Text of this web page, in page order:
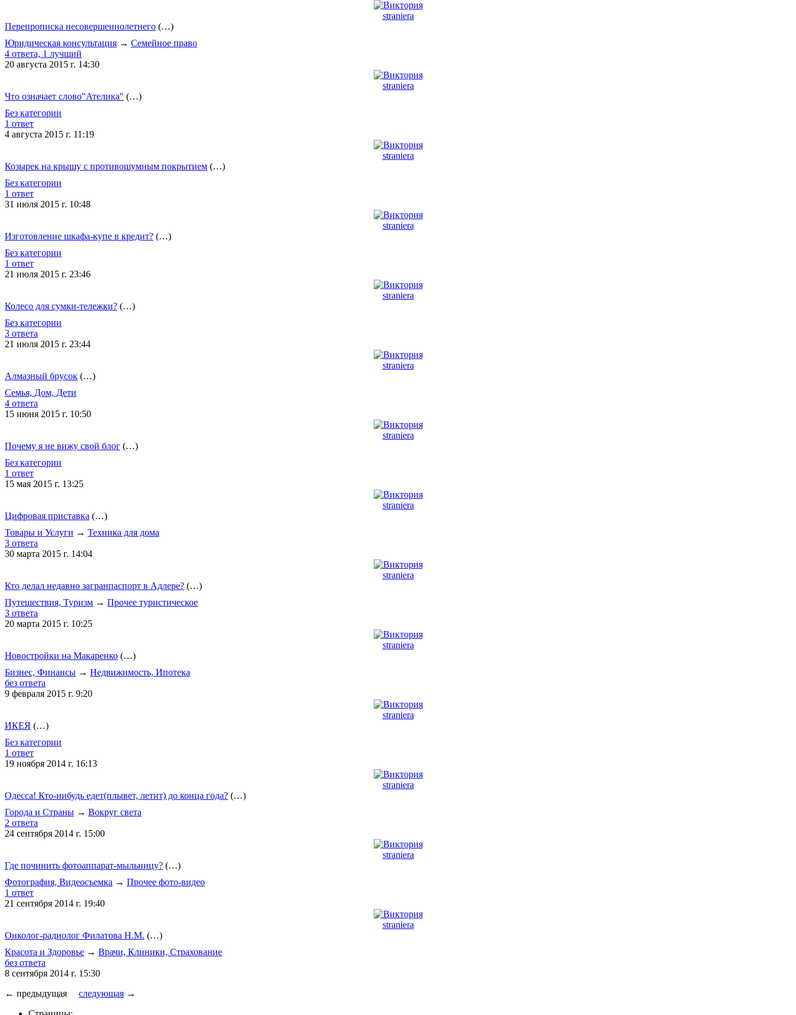
straniera
Перепрописка несовершеннолетнего (…)
Юридическая консультация → Семейное право
4 ответа, 1 лучший
20 августа 2015 г. 14:30
straniera
Что означает слово"Ателика" (…)
Без категории
1 ответ
4 августа 2015 г. 11:19
straniera
Козырек на крышу с противошумным покрытием (…)
Без категории
1 ответ
31 июля 2015 г. 10:48
straniera
Изготовление шкафа-купе в кредит? (…)
Без категории
1 ответ
21 июля 2015 г. 23:46
straniera
Колесо для сумки-тележки? (…)
Без категории
3 ответа
21 июля 2015 г. 23:44
straniera
Алмазный брусок (…)
Семья, Дом, Дети
4 ответа
15 июня 2015 г. 10:50
straniera
Почему я не вижу свой блог (…)
Без категории
1 ответ
15 мая 2015 г. 13:25
straniera
Цифровая приставка (…)
Товары и Услуги → Техника для дома
3 ответа
30 марта 2015 г. 14:04
straniera
Кто делал недавно загранпаспорт в Адлере? (…)
Путешествия, Туризм → Прочее туристическое
3 ответа
20 марта 2015 г. 10:25
straniera
Новостройки на Макаренко (…)
Бизнес, Финансы → Недвижимость, Ипотека
без ответа
9 февраля 2015 г. 9:20
straniera
ИКЕЯ (…)
Без категории
1 ответ
19 ноября 2014 г. 16:13
straniera
Одесса! Кто-нибудь едет(плывет, летит) до конца года? (…)
Города и Страны → Вокруг света
2 ответа
24 сентября 2014 г. 15:00
straniera
Где починить фотоаппарат-мыльницу? (…)
Фотография, Видеосъемка → Прочее фото-видео
1 ответ
21 сентября 2014 г. 19:40
straniera
Онколог-радиолог Филатова Н.М. (…)
Красота и Здоровье → Врачи, Клиники, Страхование
без ответа
8 сентября 2014 г. 15:30
← предыдущая следующая →